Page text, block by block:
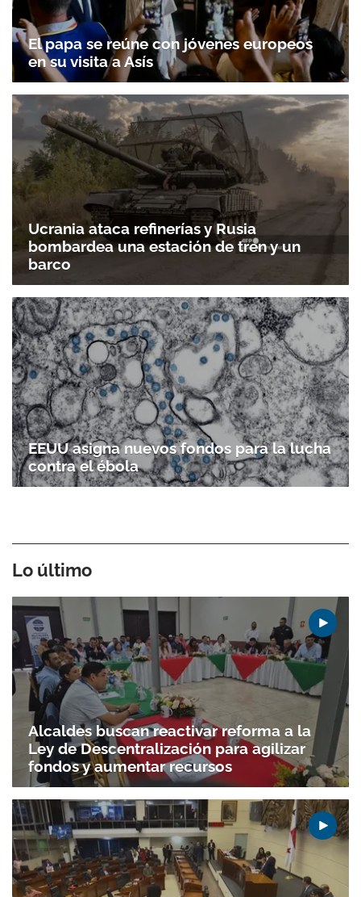
El papa se reúne con jóvenes europeos
en su visita a Asís
Ucrania ataca refinerías y Rusia
bombardea una estación de tren y un
barco
EEUU asigna nuevos fondos para la lucha
contra el ébola
Lo último
Alcaldes buscan reactivar reforma a la
Ley de Descentralización para agilizar
fondos y aumentar recursos